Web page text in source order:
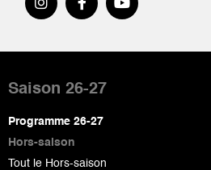
de
page
Saison 26-27
Programme 26-27
Hors-saison
Tout le Hors-saison